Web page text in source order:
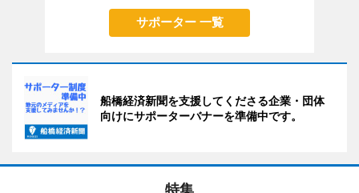
サポーター 一覧
船橋経済新聞を支援してくださる企業・団体
向けにサポーターバナーを準備中です。
特集